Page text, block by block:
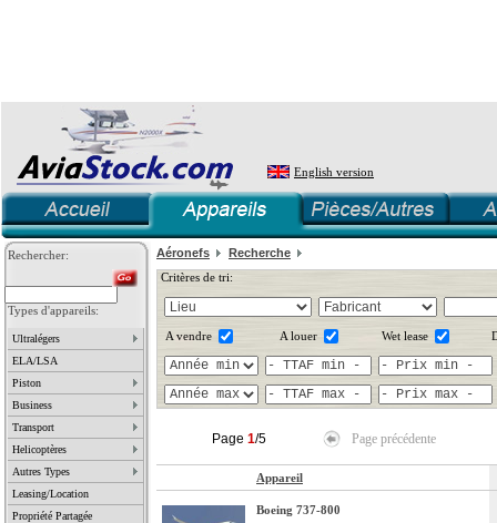
English version
Rechercher:
Types d'appareils:
Ultralégers
ELA/LSA
Piston
Business
Transport
Helicoptères
Autres Types
Leasing/Location
Propriété Partagée
Aéronefs
Recherche
Critères de tri:
A vendre A louer Wet lease
Page 1/5 Page précédente
Appareil
Boeing 737-800